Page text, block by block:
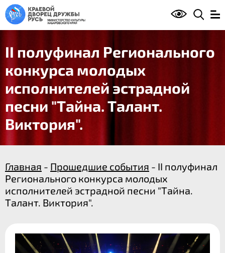
II полуфинал Регионального
конкурса молодых
исполнителей эстрадной
песни "Тайна. Талант.
Виктория".
Главная - Прошедшие события - II полуфинал
Регионального конкурса молодых
исполнителей эстрадной песни "Тайна.
Талант. Виктория".